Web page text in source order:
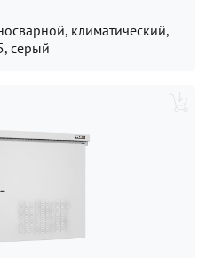
климатический,
серый